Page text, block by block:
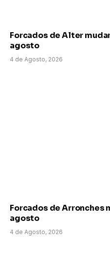
Forcados de Alter
agosto
4 de Agosto, 2026
Forcados de Arronches
agosto
4 de Agosto, 2026